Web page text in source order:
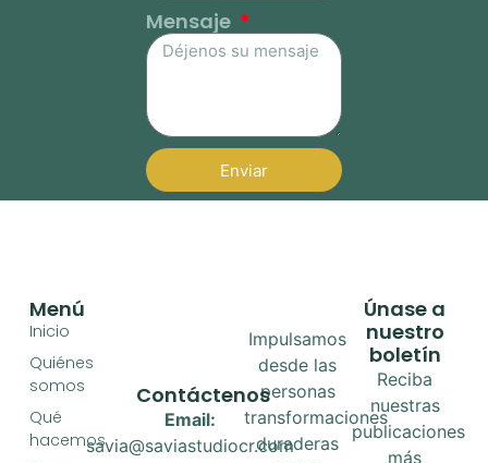
Mensaje
Enviar
Impulsamos
desde las
personas
transformaciones
duraderas
Menú
Inicio
Quiénes
somos
Qué
hacemos
Contáctenos
Email:
savia@saviastudiocr.com
Únase a
nuestro
boletín
Reciba
nuestras
publicaciones
más